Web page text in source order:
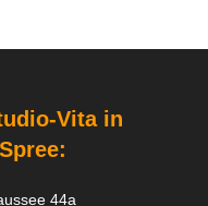
Vita in
:
44a